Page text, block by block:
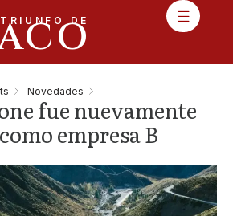
DE
Novedades
fue nuevamente
empresa B